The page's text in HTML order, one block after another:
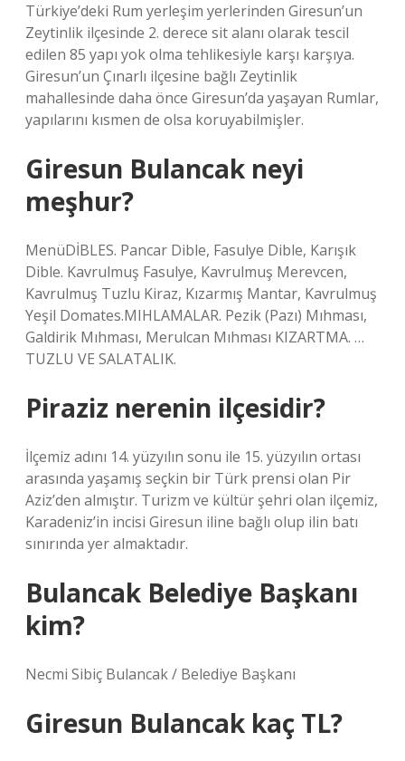
Türkiye’deki Rum yerleşim yerlerinden Giresun’un
Zeytinlik ilçesinde 2. derece sit alanı olarak tescil
edilen 85 yapı yok olma tehlikesiyle karşı karşıya.
Giresun’un Çınarlı ilçesine bağlı Zeytinlik
mahallesinde daha önce Giresun’da yaşayan Rumlar,
yapılarını kısmen de olsa koruyabilmişler.
Giresun Bulancak neyi
meşhur?
MenüDİBLES. Pancar Dible, Fasulye Dible, Karışık
Dible. Kavrulmuş Fasulye, Kavrulmuş Merevcen,
Kavrulmuş Tuzlu Kiraz, Kızarmış Mantar, Kavrulmuş
Yeşil Domates.MIHLAMALAR. Pezik (Pazı) Mıhması,
Galdirik Mıhması, Merulcan Mıhması KIZARTMA. …
TUZLU VE SALATALIK.
Piraziz nerenin ilçesidir?
İlçemiz adını 14. yüzyılın sonu ile 15. yüzyılın ortası
arasında yaşamış seçkin bir Türk prensi olan Pir
Aziz’den almıştır. Turizm ve kültür şehri olan ilçemiz,
Karadeniz’in incisi Giresun iline bağlı olup ilin batı
sınırında yer almaktadır.
Bulancak Belediye Başkanı
kim?
Necmi Sibiç Bulancak / Belediye Başkanı
Giresun Bulancak kaç TL?